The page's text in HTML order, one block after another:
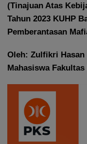
(Tinajuan Atas
Tahun 2023 KUHP
Pemberantasan
Oleh: Zulfikri Hasan
Mahasiswa